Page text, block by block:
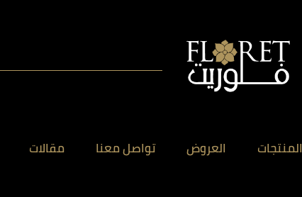
المنتجات العروض تواصل معنا مقالات